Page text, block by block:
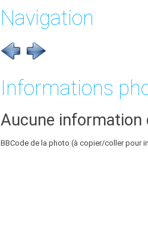
Navigation
Informations
Aucune information
BBCode de la photo (à copier/coller pour